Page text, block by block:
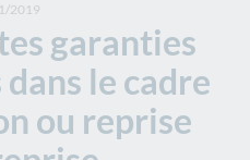
garanties
le cadre
ou reprise
2019